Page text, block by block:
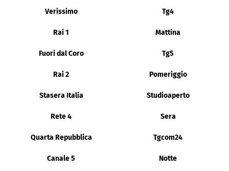
Verissimo Tg4
Rai 1 Mattina
Fuori dal Coro Tg5
Rai 2 Pomeriggio
Stasera Italia Studioaperto
Rete 4 Sera
Quarta Repubblica Tgcom24
Canale 5 Notte